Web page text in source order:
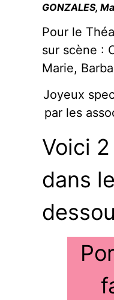
GONZALES,
Pour le
sur scène :
Marie,
Joyeux
par les
Voici
dans